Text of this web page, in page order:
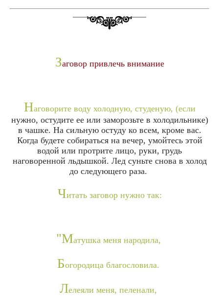
Заговор привлечь внимание
Наговорите воду холодную, студеную, (если
нужно, остудите ее или заморозьте в холодильнике)
в чашке. На сильную остуду ко всем, кроме вас.
Когда будете собираться на вечер, умойтесь этой
водой или протрите лицо, руки, грудь
наговоренной льдышкой. Лед суньте снова в холод
до следующего раза.
Читать заговор нужно так:
"Матушка меня народила,
Богородица благословила.
Лелеяли меня, пеленали,